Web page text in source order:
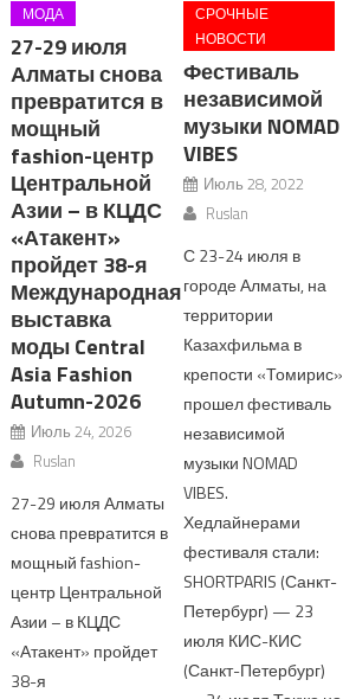
МОДА
27-29 июля
Алматы снова
превратится в
мощный
fashion-центр
Центральной
Азии – в КЦДС
«Атакент»
пройдет 38-я
Международная
выставка
моды Central
Asia Fashion
Autumn-2026
Июль 24, 2026
Ruslan
27-29 июля Алматы
снова превратится в
мощный fashion-
центр Центральной
Азии – в КЦДС
«Атакент» пройдет
38-я
СРОЧНЫЕ
НОВОСТИ
Фестиваль
независимой
музыки NOMAD
VIBES
Июль 28, 2022
Ruslan
С 23-24 июля в
городе Алматы, на
территории
Казахфильма в
крепости «Томирис»
прошел фестиваль
независимой
музыки NOMAD
VIBES.
Хедлайнерами
фестиваля стали:
SHORTPARIS (Санкт-
Петербург) — 23
июля КИС-КИС
(Санкт-Петербург)